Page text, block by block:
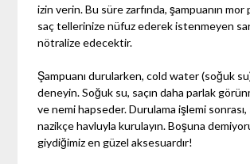
izin verin. Bu süre zarfında, şampuanın
saç tellerinize nüfuz ederek istenmeyen
nötralize edecektir.
Şampuanı durularken, cold water (soğuk
deneyin. Soğuk su, saçın daha parlak
ve nemi hapseder. Durulama işlemi sonrası,
nazikçe havluyla kurulayın. Boşuna
giydiğimiz en güzel aksesuardır!